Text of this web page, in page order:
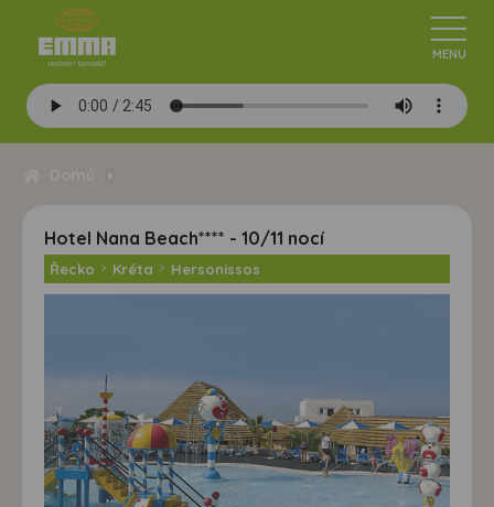
Hotel Nana Beach**** - 10/11 nocí
Řecko > Kréta > Hersonissos